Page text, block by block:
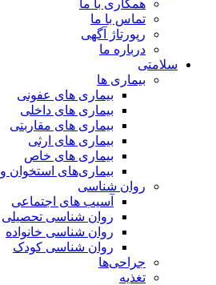
همکاری با ما
تماس با ما
رپورتاژ آگهی
درباره ما
سلامتی
بیماری ها
بیماری های عفونی
بیماری های داخلی
بیماری های مقاربتی
بیماری های ارثی
بیماری های خاص
بیماری‌های استخوان
روان شناسی
آسیب های اجتماعی
روان شناسی تحصیلی
روان شناسی خانواده
روان شناسی کودک
جراحی‌ها
تغذیه